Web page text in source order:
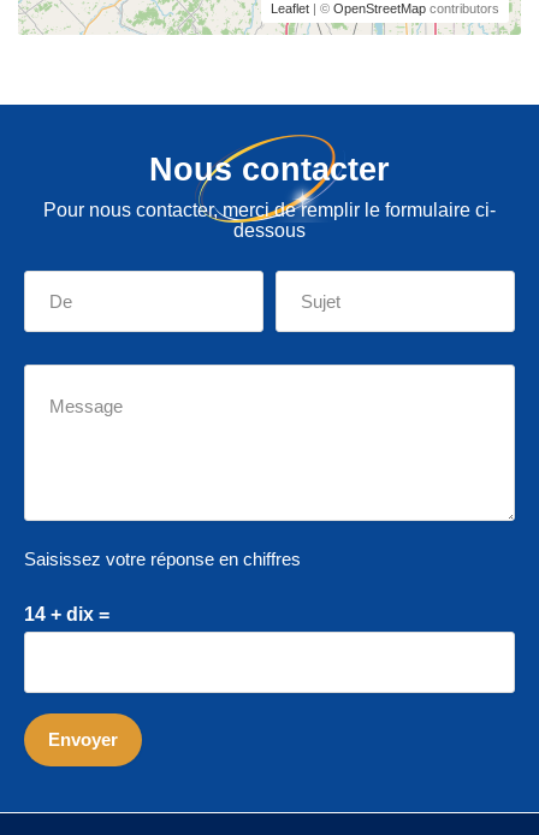
Leaflet | © OpenStreetMap contributors
Nous contacter
Pour nous contacter, merci de remplir le formulaire ci-
dessous
Saisissez votre réponse en chiffres
14 + dix =